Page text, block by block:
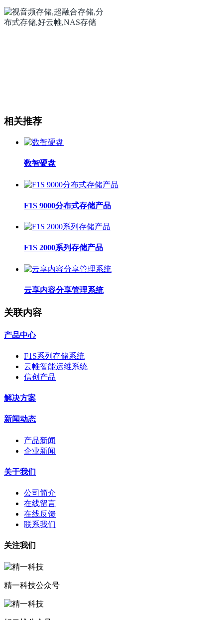
相关推荐
数智硬盘
F1S 9000分布式存储产品
F1S 2000系列存储产品
云享内容分享管理系统
关联内容
产品中心
F1S系列存储系统
云帷智能运维系统
信创产品
解决方案
新闻动态
产品新闻
企业新闻
关于我们
公司简介
在线留言
在线反馈
联系我们
关注我们
精一科技公众号